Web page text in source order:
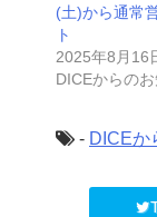
(土)から通常
ト
2025年8月16
DICEからの
- DICEか